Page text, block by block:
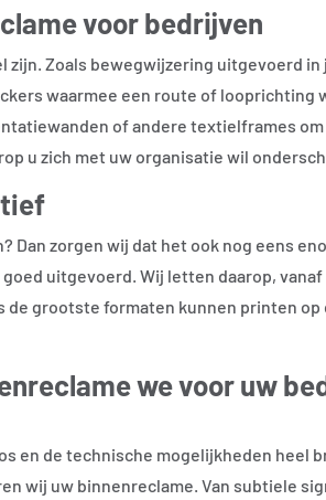
voor bedrijven
zijn. Zoals bewegwijzering uitgevoerd
waarmee een route of looprichting
of andere textielframes
u zich met uw organisatie wil
Dan zorgen wij dat het ook nog eens
uitgevoerd. Wij letten daarop,
de grootste formaten kunnen printen
we voor uw
en de technische mogelijkheden heel
wij uw binnenreclame. Van subtiele